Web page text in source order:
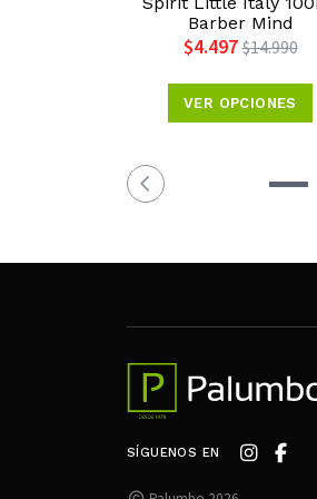
Barber Mind
$4.497 $14.990
VER OPCIONES
SÍGUENOS EN